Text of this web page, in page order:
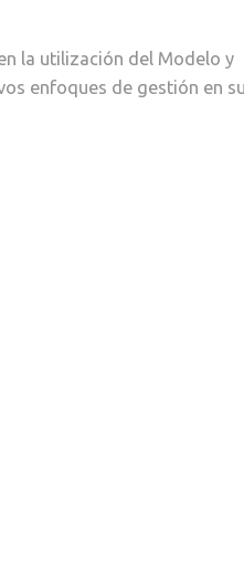
la utilización del Modelo y
enfoques de gestión en